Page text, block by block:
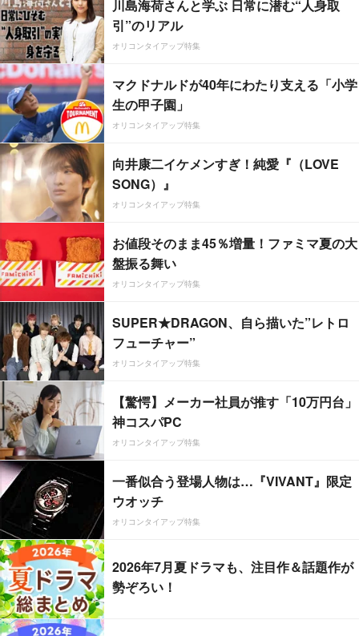
川島海荷さんと学ぶ 日常に潜む“人身取
引”のリアル
オリコンタイアップ特集
マクドナルドが40年にわたり支える「小学
生の甲子園」
オリコンタイアップ特集
向井康二イケメンすぎ！純愛『（LOVE
SONG）』
オリコンタイアップ特集
お値段そのまま45％増量！ファミマ夏の大
盤振る舞い
オリコンタイアップ特集
SUPER★DRAGON、自ら描いた”レトロ
フューチャー”
オリコンタイアップ特集
【驚愕】メーカー社員が推す「10万円台」
神コスパPC
オリコンタイアップ特集
一番似合う登場人物は…『VIVANT』限定
ウオッチ
オリコンタイアップ特集
2026年7月夏ドラマも、注目作＆話題作が
勢ぞろい！